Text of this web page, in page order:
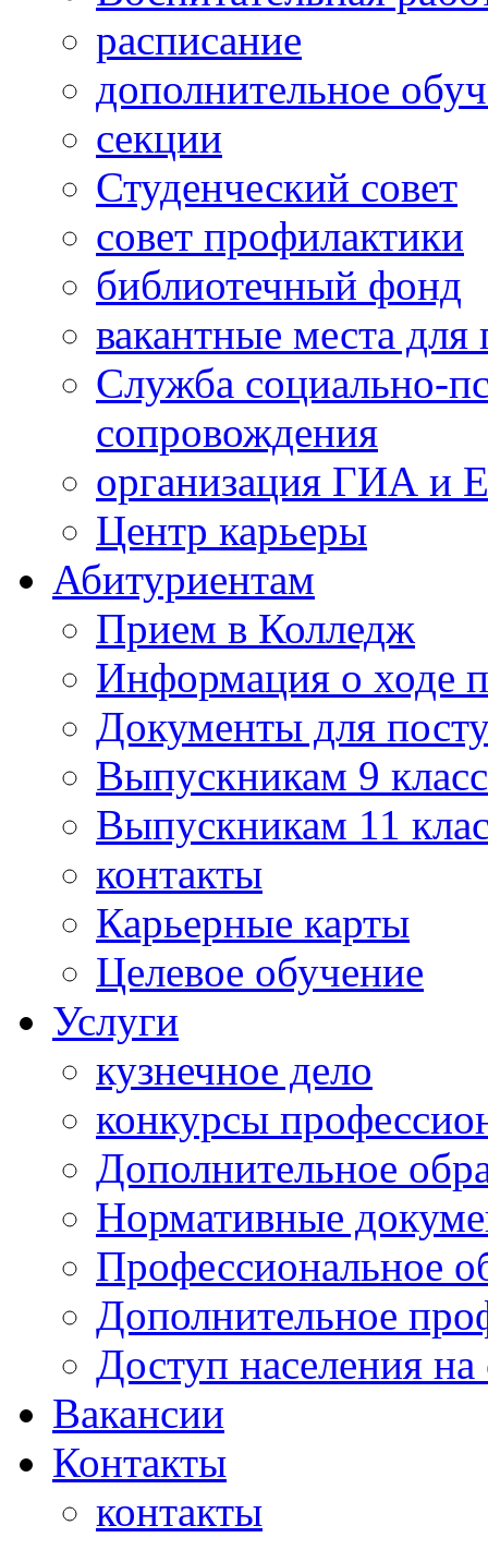
расписание
дополнительное
секции
Студенческий совет
совет профилактики
библиотечный фонд
вакантные места
Служба социально-
сопровождения
организация ГИА и
Центр карьеры
Абитуриентам
Прием в Колледж
Информация о ходе
Документы для
Выпускникам 9
Выпускникам 11
контакты
Карьерные карты
Целевое обучение
Услуги
кузнечное дело
конкурсы
Дополнительное
Нормативные
Профессиональное
Дополнительное
Доступ населения
Вакансии
Контакты
контакты